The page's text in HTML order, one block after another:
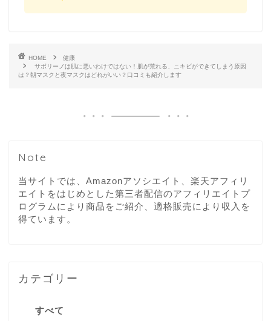
HOME
健康
サボリーノは肌に悪いわけではない！肌が荒れる、ニキビができてしまう原因
は？朝マスクと夜マスクはどれがいい？口コミも紹介します
Note
当サイトでは、Amazonアソシエイト、楽天アフィリ
エイトをはじめとした第三者配信のアフィリエイトプ
ログラムにより商品をご紹介、適格販売により収入を
得ています。
カテゴリー
すべて